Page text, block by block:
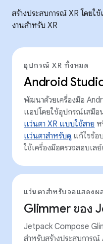
สร้างประสบการณ์ XR โดยใ
งานสำหรับ XR
อุปกรณ์ XR ทั้งหมด
Android
พัฒนาด้วยเครื่องมือ
แอปโดยใช้อุปกรณ์เสมือ
แว่นตา XR แบบใช้สาย ห
แว่นตาสำหรับดู แก้ไขข้อ
ใช้เครื่องมือตรวจสอบเลย์
แว่นตาสำหรับจอแสดงผล
Glimmer ของ
Jetpack Compose
สำหรับสร้างประสบการ